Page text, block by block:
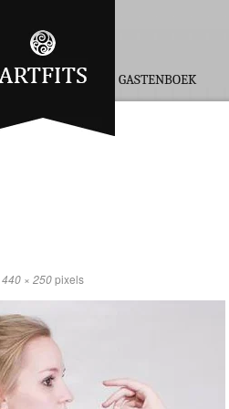
GASTENBOEK
440 × 250pixels